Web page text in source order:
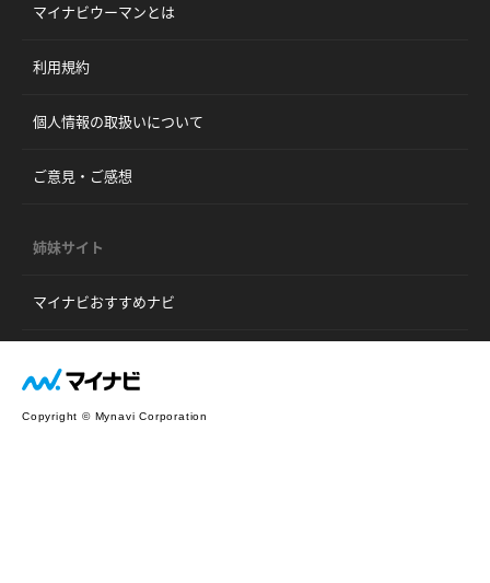
マイナビウーマンとは
利用規約
個人情報の取扱いについて
ご意見・ご感想
姉妹サイト
マイナビおすすめナビ
Copyright © Mynavi Corporation